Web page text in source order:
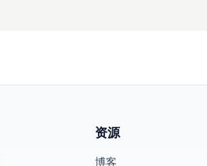
资源
博客